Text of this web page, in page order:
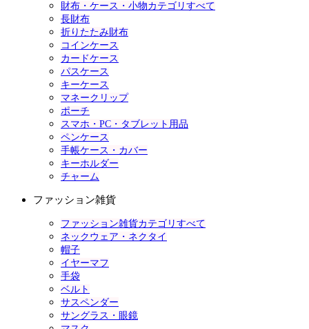
財布・ケース・小物カテゴリすべて
長財布
折りたたみ財布
コインケース
カードケース
パスケース
キーケース
マネークリップ
ポーチ
スマホ・PC・タブレット用品
ペンケース
手帳ケース・カバー
キーホルダー
チャーム
ファッション雑貨
ファッション雑貨カテゴリすべて
ネックウェア・ネクタイ
帽子
イヤーマフ
手袋
ベルト
サスペンダー
サングラス・眼鏡